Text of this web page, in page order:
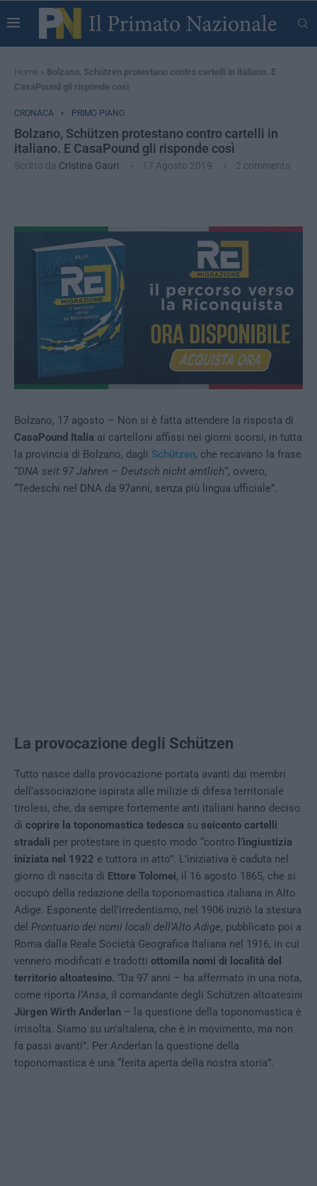
Home » Bolzano, Schützen protestano contro cartelli in italiano. E
CasaPound gli risponde così
CRONACA PRIMO PIANO
Bolzano, Schützen protestano contro cartelli in
italiano. E CasaPound gli risponde così
Scritto da Cristina Gauri 17 Agosto 2019 2 comments
Bolzano, 17 agosto – Non si è fatta attendere la risposta di
CasaPound Italia ai cartelloni affissi nei giorni scorsi, in tutta
la provincia di Bolzano, dagli Schützen, che recavano la frase
“DNA seit 97 Jahren – Deutsch nicht amtlich“, ovvero,
“Tedeschi nel DNA da 97anni, senza più lingua ufficiale”.
La provocazione degli Schützen
Tutto nasce dalla provocazione portata avanti dai membri
dell’associazione ispirata alle milizie di difesa territoriale
tirolesi, che, da sempre fortemente anti italiani hanno deciso
di coprire la toponomastica tedesca su seicento cartelli
stradali per protestare in questo modo “contro l’ingiustizia
iniziata nel 1922 e tuttora in atto”. L’iniziativa è caduta nel
giorno di nascita di Ettore Tolomei, il 16 agosto 1865, che si
occupò della redazione della toponomastica italiana in Alto
Adige. Esponente dell’irredentismo, nel 1906 iniziò la stesura
del Prontuario dei nomi locali dell’Alto Adige, pubblicato poi a
Roma dalla Reale Società Geografica Italiana nel 1916, in cui
vennero modificati e tradotti ottomila nomi di località del
territorio altoatesino. “Da 97 anni – ha affermato in una nota,
come riporta l’Ansa, il comandante degli Schützen altoatesini
Jürgen Wirth Anderlan – la questione della toponomastica è
irrisolta. Siamo su un’altalena, che è in movimento, ma non
fa passi avanti”. Per Anderlan la questione della
toponomastica è una “ferita aperta della nostra storia”.